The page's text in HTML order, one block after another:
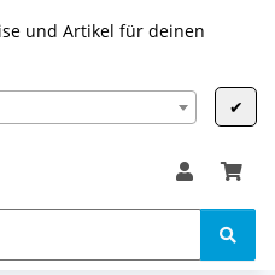
und Artikel für deinen
✔